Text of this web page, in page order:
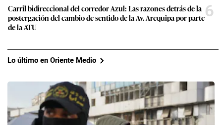
Carril bidireccional del corredor Azul: Las razones detrás de la
postergación del cambio de sentido de la Av. Arequipa por parte
de la ATU
6
Lo último en Oriente Medio